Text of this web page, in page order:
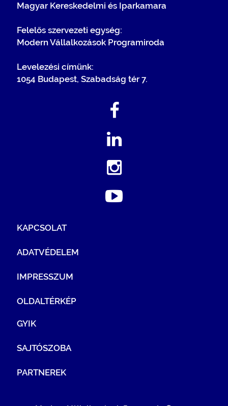
Magyar Kereskedelmi és Iparkamara
Felelős szervezeti egység:
Modern Vállalkozások Programiroda
Levelezési címünk:
1054 Budapest, Szabadság tér 7.
KAPCSOLAT
ADATVÉDELEM
IMPRESSZUM
OLDALTÉRKÉP
GYIK
SAJTÓSZOBA
PARTNEREK